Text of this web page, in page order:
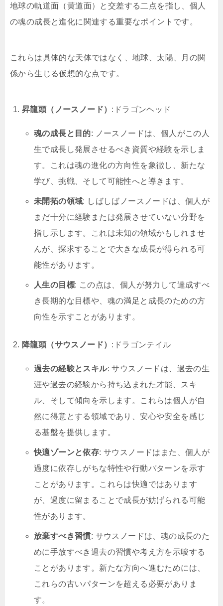
地球の軌道面（黄道面）と交差する二点を指し、個人
の魂の成長と進化に関連する重要なポイントです。
これらは具体的な天体ではなく、地球、太陽、月の関
係から生じる仮想的な点です。
昇龍頭（ノースノード） :ドラゴンヘッド
魂の成長と目的: ノースノードは、個人がこの人
生で成長し発展させるべき資質や経験を示しま
す。これは魂の進化の方向性を象徴し、新たな
学び、挑戦、そして可能性へと導きます。
未開拓の領域: しばしばノースノードは、個人が
まだ十分に経験または発展させていない分野を
指し示します。これは未知の領域かもしれませ
んが、探求することで大きな成長が得られる可
能性があります。
人生の目標: この点は、個人が努力して達成すべ
き長期的な目標や、魂の満足と成長のための方
向性を示すことがあります。
降龍頭（サウスノード） :ドラゴンテイル
過去の経験とスキル: サウスノードは、過去の生
涯や過去の経験から持ち込まれた才能、スキ
ル、そして傾向を示します。これらは個人が自
然に得意とする領域であり、安心や安全を感じ
る基盤を提供します。
快適ゾーンと依存: サウスノードはまた、個人が
過度に依存しがちな特性や行動パターンを示す
ことがあります。これらは快適ではあります
が、過度に留まることで成長が妨げられる可能
性があります。
放棄すべき習慣: サウスノードは、魂の成長のた
めに手放すべき過去の習慣や考え方を示唆する
ことがあります。新たな方向へ進むためには、
これらの古いパターンを超える必要がありま
す。